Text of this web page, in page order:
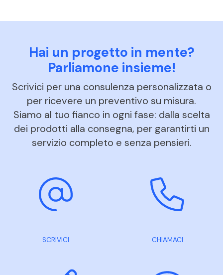
Hai un progetto in mente?
Parliamone insieme!
Scrivici per una consulenza personalizzata o
per ricevere un preventivo su misura.
Siamo al tuo fianco in ogni fase: dalla scelta
dei prodotti alla consegna, per garantirti un
servizio completo e senza pensieri.
SCRIVICI CHIAMACI